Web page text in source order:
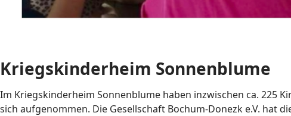
Kriegskinderheim Sonnenblume
Im Kriegskinderheim Sonnenblume haben inzwischen ca. 225
sich aufgenommen. Die Gesellschaft Bochum-Donezk e.V. hat